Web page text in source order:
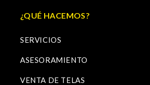
¿QUÉ HACEMOS?
SERVICIOS
ASESORAMIENTO
VENTA DE TELAS